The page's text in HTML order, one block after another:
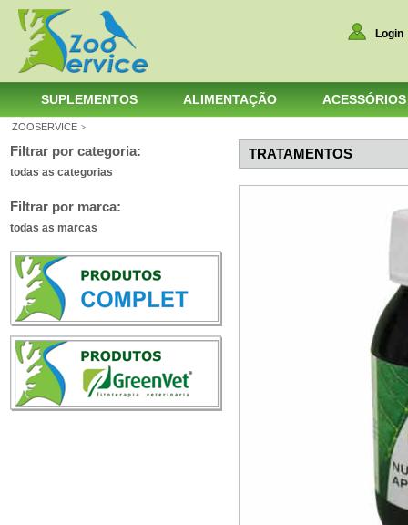
Login
SUPLEMENTOS ALIMENTAÇÃO ACESSÓRIOS
ZOOSERVICE >
Filtrar por categoria:
todas as categorias
Filtrar por marca:
todas as marcas
TRATAMENTOS